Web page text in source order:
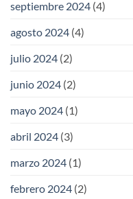
septiembre 2024 (4)
agosto 2024 (4)
julio 2024 (2)
junio 2024 (2)
mayo 2024 (1)
abril 2024 (3)
marzo 2024 (1)
febrero 2024 (2)